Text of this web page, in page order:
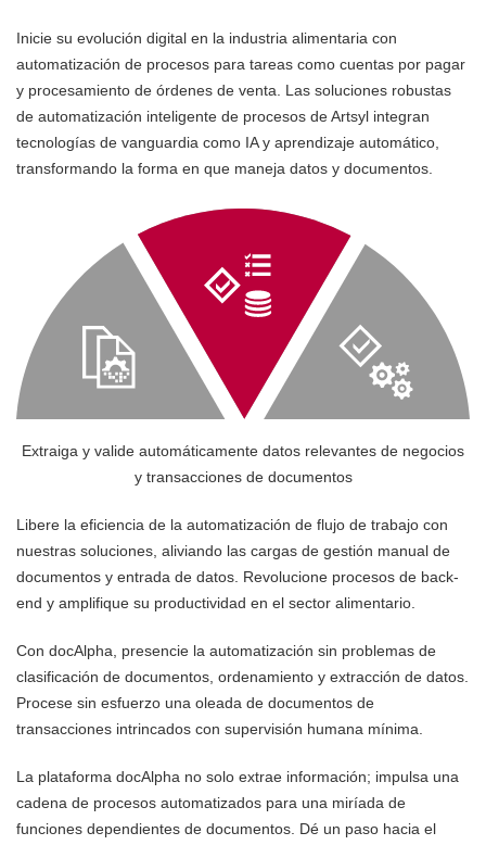
Inicie su evolución digital en la industria alimentaria con
automatización de procesos para tareas como cuentas por pagar
y procesamiento de órdenes de venta. Las soluciones robustas
de automatización inteligente de procesos de Artsyl integran
tecnologías de vanguardia como IA y aprendizaje automático,
transformando la forma en que maneja datos y documentos.
Extraiga y valide automáticamente datos relevantes de negocios
y transacciones de documentos
Libere la eficiencia de la automatización de flujo de trabajo con
nuestras soluciones, aliviando las cargas de gestión manual de
documentos y entrada de datos. Revolucione procesos de back-
end y amplifique su productividad en el sector alimentario.
Con docAlpha, presencie la automatización sin problemas de
clasificación de documentos, ordenamiento y extracción de datos.
Procese sin esfuerzo una oleada de documentos de
transacciones intrincados con supervisión humana mínima.
La plataforma docAlpha no solo extrae información; impulsa una
cadena de procesos automatizados para una miríada de
funciones dependientes de documentos. Dé un paso hacia el